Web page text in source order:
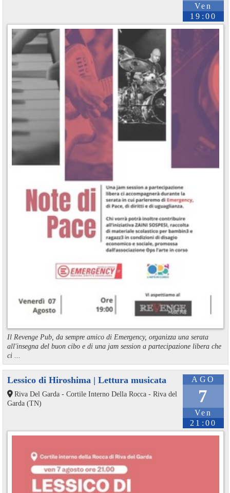
Ven
19:00
Il Revenge Pub, da sempre amico di Emergency, organizza una serata
all'insegna del buon cibo e di una jam session a partecipazione libera che
ci ...
AGO
7
Ven
21:00
Lessico di Hiroshima | Lettura musicata
Riva Del Garda - Cortile Interno Della Rocca - Riva del
Garda (TN)